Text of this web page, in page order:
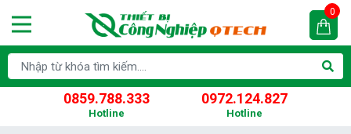
0859.788.333
Hotline
0972.124.827
Hotline
0